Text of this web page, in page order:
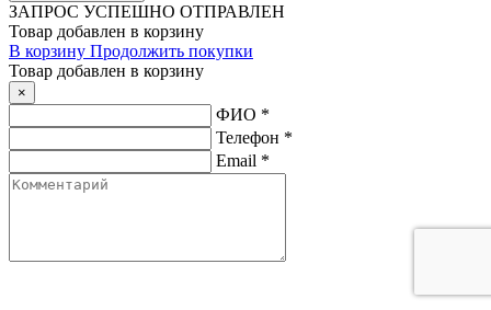
ЗАПРОС УСПЕШНО ОТПРАВЛЕН
Товар добавлен в корзину
В корзину Продолжить покупки
Товар добавлен в корзину
×
ФИО *
Телефон *
Email *